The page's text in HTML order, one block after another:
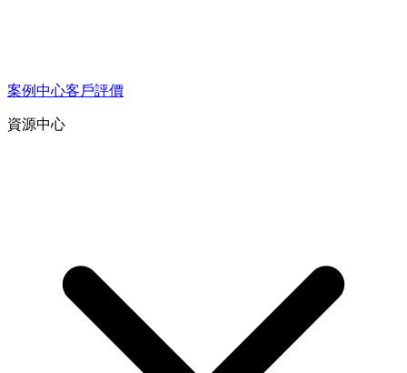
案例中心客戶評價
資源中心